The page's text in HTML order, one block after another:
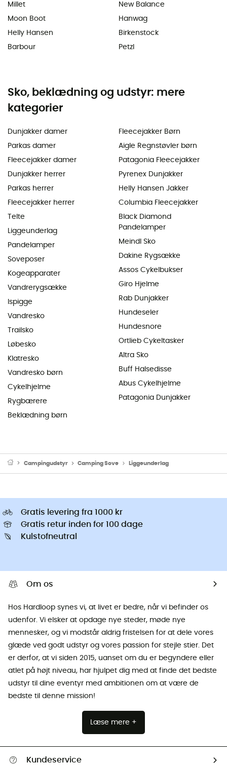
Millet
Moon Boot
Helly Hansen
Barbour
New Balance
Hanwag
Birkenstock
Petzl
Sko, beklædning og udstyr: mere
kategorier
Dunjakker damer
Parkas damer
Fleecejakker damer
Dunjakker herrer
Parkas herrer
Fleecejakker herrer
Telte
Liggeunderlag
Pandelamper
Soveposer
Kogeapparater
Vandrerygsække
Ispigge
Vandresko
Trailsko
Løbesko
Klatresko
Vandresko børn
Cykelhjelme
Rygbærere
Beklædning børn
Fleecejakker Børn
Aigle Regnstøvler børn
Patagonia Fleecejakker
Pyrenex Dunjakker
Helly Hansen Jakker
Columbia Fleecejakker
Black Diamond
Pandelamper
Meindl Sko
Dakine Rygsække
Assos Cykelbukser
Giro Hjelme
Rab Dunjakker
Hundeseler
Hundesnore
Ortlieb Cykeltasker
Altra Sko
Buff Halsedisse
Abus Cykelhjelme
Patagonia Dunjakker
Campingudstyr Camping Sove Liggeunderlag
Gratis levering fra 1000 kr
Gratis retur inden for 100 dage
Kulstofneutral
Om os
Hos Hardloop synes vi, at livet er bedre, når vi befinder os
udenfor. Vi elsker at opdage nye steder, møde nye
mennesker, og vi modstår aldrig fristelsen for at dele vores
glæde ved godt udstyr og vores passion for stejle stier. Det
er derfor, at vi siden 2015, uanset om du er begyndere eller
atlet på højt niveau, har hjulpet dig med at finde det bedste
udstyr til dine eventyr med ambitionen om at være de
bedste til denne mission!
Læse mere +
Kundeservice